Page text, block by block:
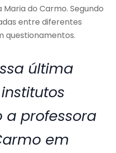
do Carmo. Segundo
entre diferentes
questionamentos.
última
a professora
em